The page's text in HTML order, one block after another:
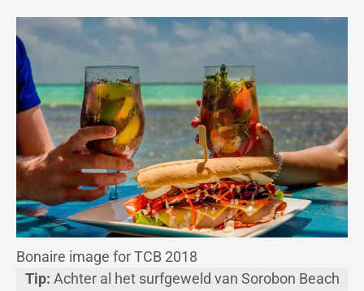
Bonaire image for TCB 2018
Tip: Achter al het surfgeweld van Sorobon Beach